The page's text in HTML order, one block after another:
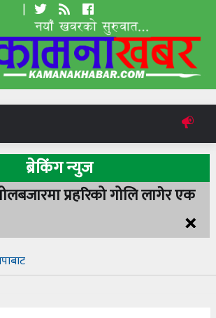
|
ब्रेकिंग न्युज
प्रहरिको गोलि लागेर एक
×